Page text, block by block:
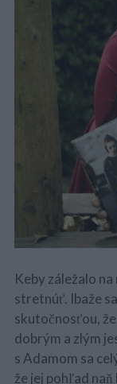
Keby záležalo
stretnúť. Ibaže
skutočnosťou,
dobrým a zlým
s Adamom sa
že jej pohľad